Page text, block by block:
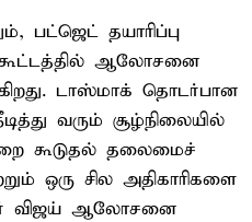
பட்ஜெட் தயாரிப்பு
கூட்டத்தில் ஆலோசனை
டாஸ்மாக் தொடர்பான
வரும் சூழ்நிலையில்
கூடுதல் தலைமைச்
ஒரு சில அதிகாரிகளை
விஜய் ஆலோசனை